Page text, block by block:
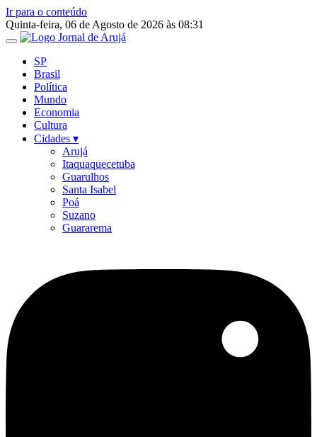
Ir para o conteúdo
Quinta-feira, 06 de Agosto de 2026 às 08:31
SP
Brasil
Política
Mundo
Economia
Cultura
Cidades ▾
Arujá
Itaquaquecetuba
Guarulhos
Santa Isabel
Poá
Suzano
Guararema